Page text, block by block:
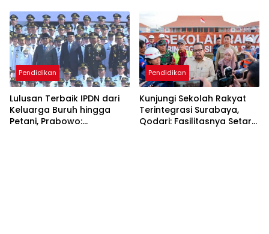
Positif Orang Tua Murid
Pendidikan
Lulusan Terbaik IPDN dari
Keluarga Buruh hingga
Petani, Prabowo:
Pendidikan
Kunjungi Sekolah Rakyat
Terintegrasi Surabaya,
Qodari: Fasilitasnya Setara